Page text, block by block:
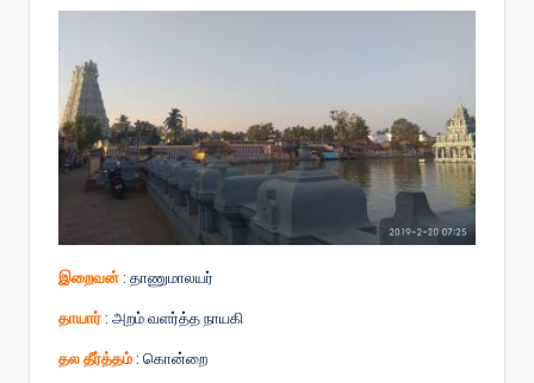
இறைவன் : தாணுமாலயர்
தாயார் : அறம் வளர்த்த நாயகி
தல தீர்த்தம் : கொன்றை